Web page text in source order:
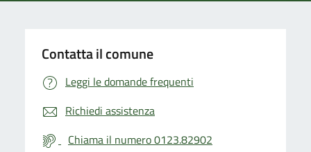
Contatta il comune
Leggi le domande frequenti
Richiedi assistenza
Chiama il numero 0123.82902